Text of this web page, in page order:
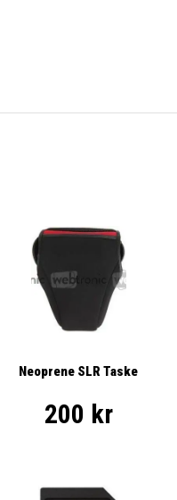
Neoprene SLR Taske
200 kr